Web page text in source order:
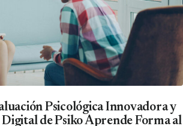
Psicológica Innovadora y
de Psiko Aprende Forma al